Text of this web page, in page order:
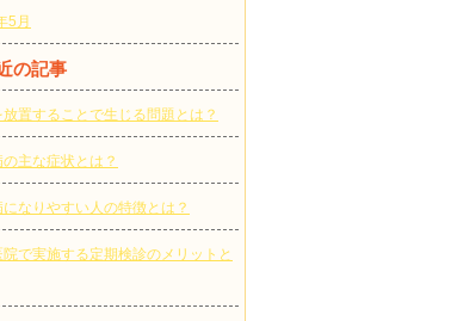
5月
の記事
置することで生じる問題とは？
主な症状とは？
なりやすい人の特徴とは？
で実施する定期検診のメリットと